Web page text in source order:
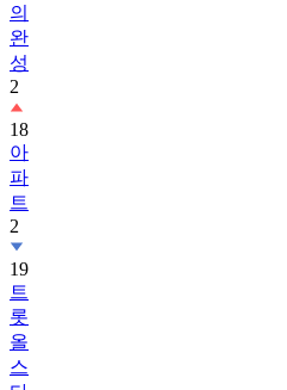
의
완
성
2
18
아
파
트
2
19
트
롯
올
스